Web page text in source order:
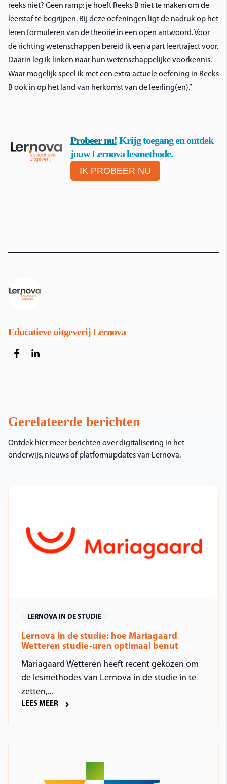
reeks niet? Geen ramp: je hoeft Reeks B niet te maken om de
leerstof te begrijpen. Bij deze oefeningen ligt de nadruk op het
leren formuleren van de theorie in een open antwoord. Voor
de richting wetenschappen bereid ik een apart leertraject voor.
Daarin leg ik linken naar hun wetenschappelijke voorkennis.
Waar mogelijk speel ik met een extra actuele oefening in Reeks
B ook in op het land van herkomst van de leerling(en).”
Probeer nu! Krijg toegang en ontdek
jouw Lernova lesmethode.
IK PROBEER NU
Educatieve uitgeverij Lernova
Gerelateerde berichten
Ontdek hier meer berichten over digitalisering in het
onderwijs, nieuws of platformupdates van Lernova.
LERNOVA IN DE STUDIE
Lernova in de studie: hoe Mariagaard
Wetteren studie-uren optimaal benut
Mariagaard Wetteren heeft recent gekozen om
de lesmethodes van Lernova in de studie in te
zetten,...
LEES MEER